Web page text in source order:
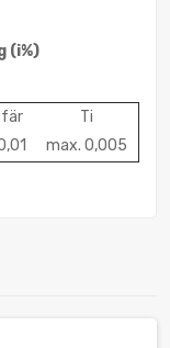
(i%)
Ti
max. 0,005